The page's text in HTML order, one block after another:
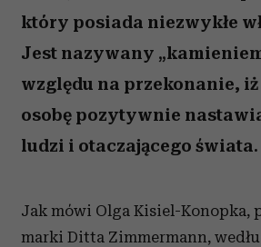
który posiada niezwykłe
Jest nazywany
względu na przekonanie, iż
osobę pozytywnie
ludzi i otaczającego świata.
Jak mówi Olga Kisiel-Konopka,
marki Ditta Zimmermann,